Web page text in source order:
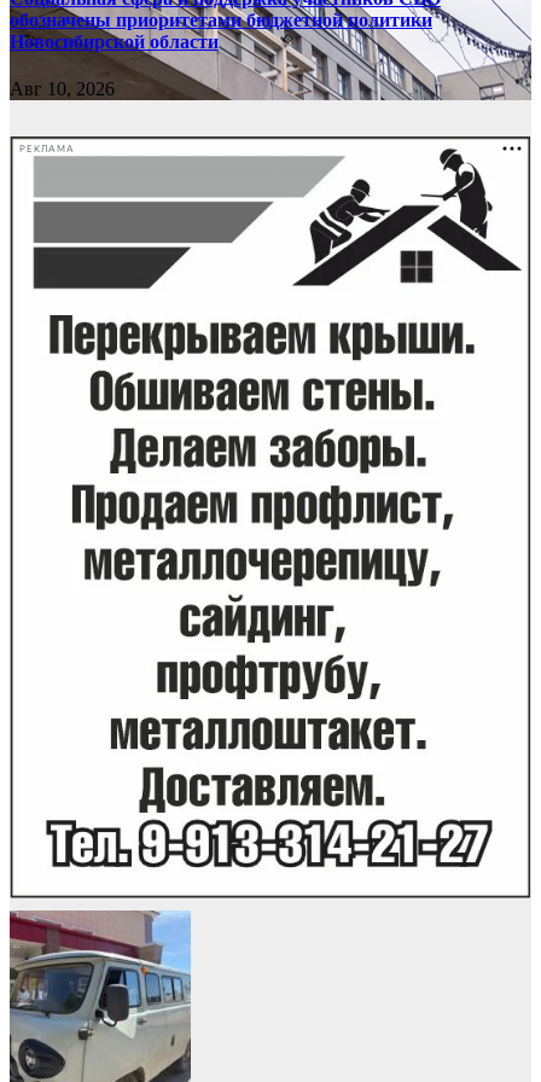
обозначены приоритетами бюджетной политики
Новосибирской области
Авг 10, 2026
РЕКЛАМА